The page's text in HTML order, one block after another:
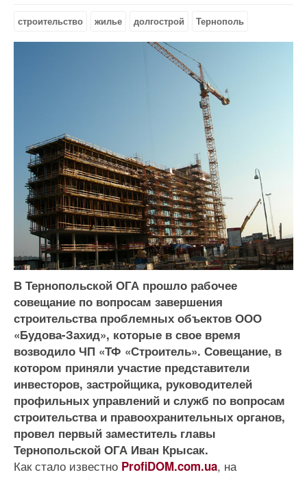
строительство жилье долгострой Тернополь
В Тернопольской ОГА прошло рабочее
совещание по вопросам завершения
строительства проблемных объектов ООО
«Будова-Захид», которые в свое время
возводило ЧП «ТФ «Строитель». Совещание, в
котором приняли участие представители
инвесторов, застройщика, руководителей
профильных управлений и служб по вопросам
строительства и правоохранительных органов,
провел первый заместитель главы
Тернопольской ОГА Иван Крысак.
Как стало известно ProfiDOM.com.ua, на